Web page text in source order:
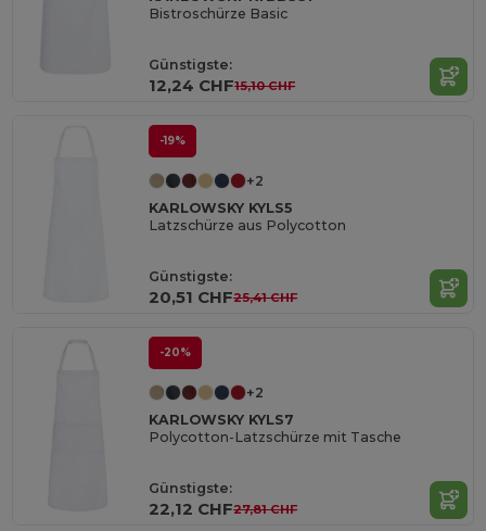
Bistroschürze Basic
Günstigste:
12,24 CHF15,10 CHF
-19%
+2
KARLOWSKY KYLS5
Latzschürze aus Polycotton
Günstigste:
20,51 CHF25,41 CHF
-20%
+2
KARLOWSKY KYLS7
Polycotton-Latzschürze mit Tasche
Günstigste:
22,12 CHF27,81 CHF